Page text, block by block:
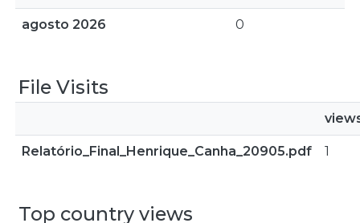
agosto 2026 0
File Visits
Relatório_Final_Henrique_Canha_20905.pdf 1
Top country views